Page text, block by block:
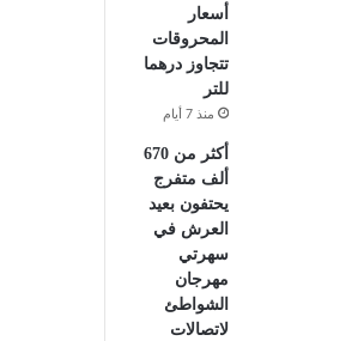
أسعار
المحروقات
تتجاوز درهما
للتر
منذ 7 أيام
أكثر من 670
ألف متفرج
يحتفون بعيد
العرش في
سهرتي
مهرجان
الشواطئ
لاتصالات